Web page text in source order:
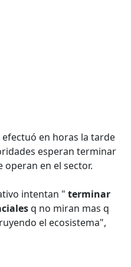
efectuó en horas la tarde
esperan terminar
operan en el sector.
intentan "terminar
q no miran mas q
el ecosistema",